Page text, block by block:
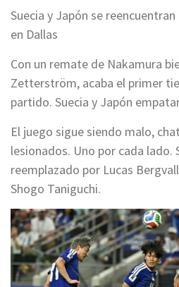
Suecia y Japón se
en Dallas
Con un remate de Nakamura
Zetterström, acaba el primer
partido. Suecia y Japón
El juego sigue siendo malo,
lesionados. Uno por cada lado.
reemplazado por Lucas
Shogo Taniguchi.